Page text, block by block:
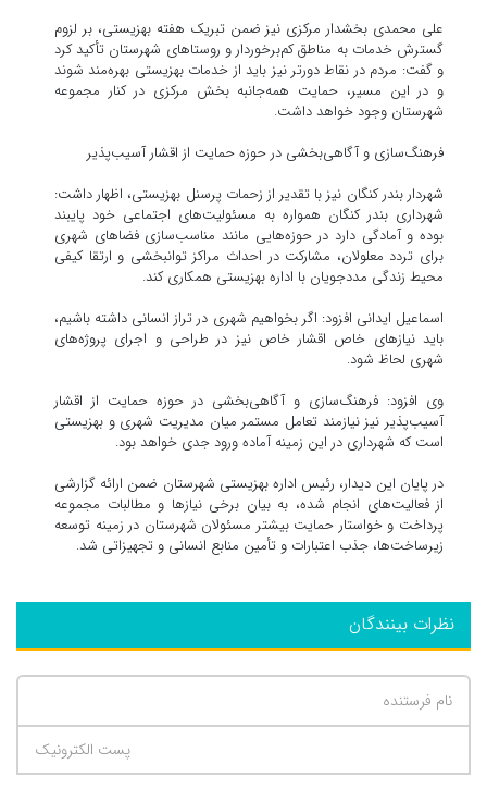
علی محمدی بخشدار مرکزی نیز ضمن تبریک هفته بهزیستی، بر لزوم
گسترش خدمات به مناطق کم‌برخوردار و روستاهای شهرستان تأکید کرد
و گفت: مردم در نقاط دورتر نیز باید از خدمات بهزیستی بهره‌مند شوند
و در این مسیر، حمایت همه‌جانبه بخش مرکزی در کنار مجموعه
شهرستان وجود خواهد داشت.
فرهنگ‌سازی و آگاهی‌بخشی در حوزه حمایت از اقشار آسیب‌پذیر
شهردار بندر کنگان نیز با تقدیر از زحمات پرسنل بهزیستی، اظهار داشت:
شهرداری بندر کنگان همواره به مسئولیت‌های اجتماعی خود پایبند
بوده و آمادگی دارد در حوزه‌هایی مانند مناسب‌سازی فضاهای شهری
برای تردد معلولان، مشارکت در احداث مراکز توانبخشی و ارتقا کیفی
محیط زندگی مددجویان با اداره بهزیستی همکاری کند.
اسماعیل ایدانی افزود: اگر بخواهیم شهری در تراز انسانی داشته باشیم،
باید نیازهای خاص اقشار خاص نیز در طراحی و اجرای پروژه‌های
شهری لحاظ شود.
وی افزود: فرهنگ‌سازی و آگاهی‌بخشی در حوزه حمایت از اقشار
آسیب‌پذیر نیز نیازمند تعامل مستمر میان مدیریت شهری و بهزیستی
است که شهرداری در این زمینه آماده ورود جدی خواهد بود.
در پایان این دیدار، رئیس اداره بهزیستی شهرستان ضمن ارائه گزارشی
از فعالیت‌های انجام شده، به بیان برخی نیازها و مطالبات مجموعه
پرداخت و خواستار حمایت بیشتر مسئولان شهرستان در زمینه توسعه
زیرساخت‌ها، جذب اعتبارات و تأمین منابع انسانی و تجهیزاتی شد.
نظرات بینندگان